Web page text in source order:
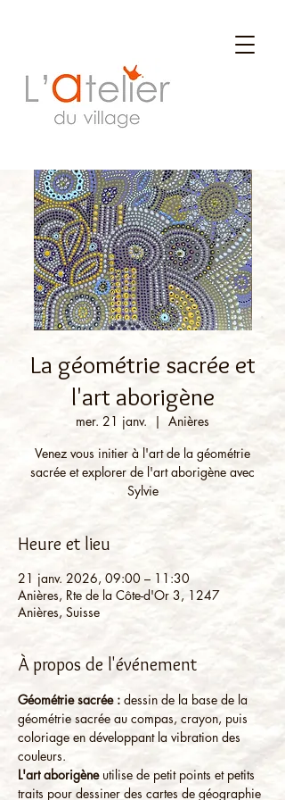
La géométrie sacrée et
l'art aborigène
mer. 21 janv.
  |
Anières
Venez vous initier à l'art de la géométrie
sacrée et explorer de l'art aborigène avec
Sylvie
Heure et lieu
21 janv. 2026, 09:00 – 11:30
Anières, Rte de la Côte-d'Or 3, 1247
Anières, Suisse
À propos de l'événement
Géométrie sacrée : dessin de la base de la
géométrie sacrée au compas, crayon, puis
coloriage en développant la vibration des
couleurs.
L'art aborigène utilise de petit points et petits
traits pour dessiner des cartes de géographie